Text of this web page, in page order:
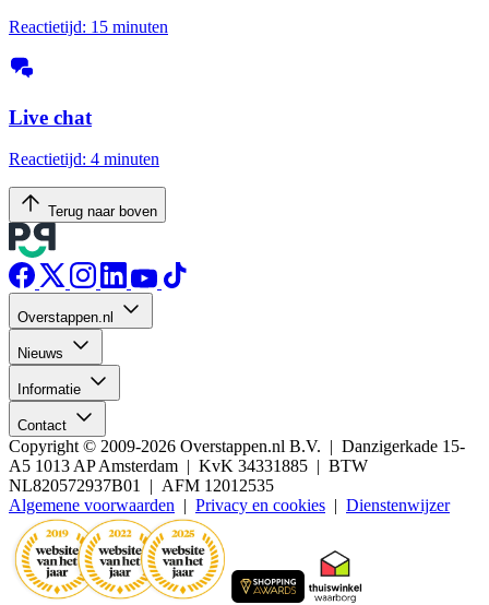
Reactietijd: 15 minuten
Live chat
Reactietijd: 4 minuten
Terug naar boven
Overstappen.nl
Nieuws
Informatie
Contact
Copyright © 2009-2026 Overstappen.nl B.V. | Danzigerkade 15-
A5 1013 AP Amsterdam | KvK 34331885 | BTW
NL820572937B01 | AFM 12012535
Algemene voorwaarden | Privacy en cookies | Dienstenwijzer